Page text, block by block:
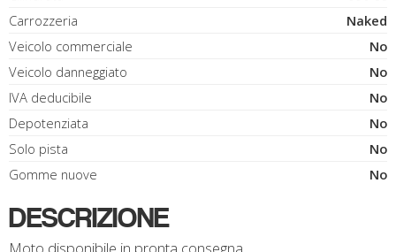
Carrozzeria
Naked
Veicolo commerciale
No
Veicolo danneggiato
No
IVA deducibile
No
Depotenziata
No
Solo pista
No
Gomme nuove
No
DESCRIZIONE